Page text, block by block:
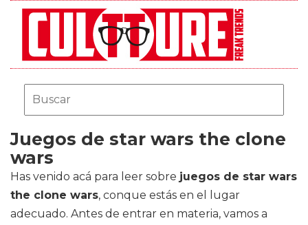
Juegos de star wars the clone
wars
Has venido acá para leer sobre juegos de star wars
the clone wars, conque estás en el lugar
adecuado. Antes de entrar en materia, vamos a